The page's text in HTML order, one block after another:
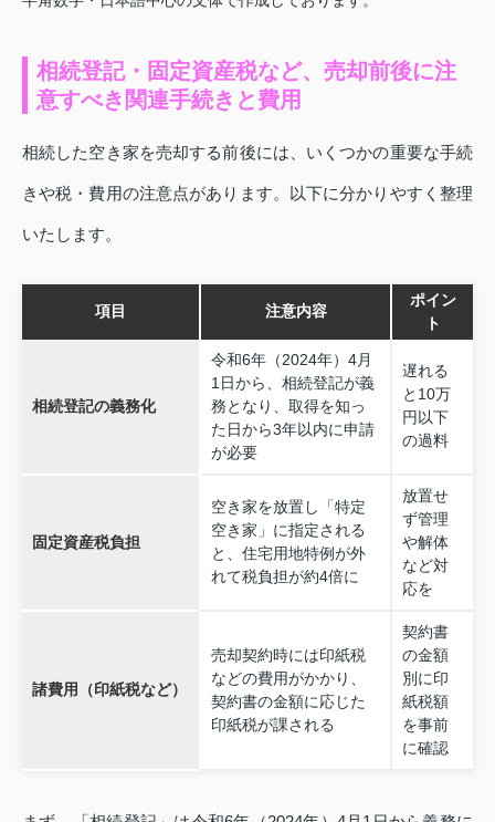
相続登記・固定資産税など、売却前後に注
意すべき関連手続きと費用
相続した空き家を売却する前後には、いくつかの重要な手続
きや税・費用の注意点があります。以下に分かりやすく整理
いたします。
項目 注意内容
ポイン
ト
相続登記の義務化
令和6年（2024年）4月
1日から、相続登記が義
務となり、取得を知っ
た日から3年以内に申請
が必要
遅れる
と10万
円以下
の過料
固定資産税負担
空き家を放置し「特定
空き家」に指定される
と、住宅用地特例が外
れて税負担が約4倍に
放置せ
ず管理
や解体
など対
応を
諸費用（印紙税など）
売却契約時には印紙税
などの費用がかかり、
契約書の金額に応じた
印紙税が課される
契約書
の金額
別に印
紙税額
を事前
に確認